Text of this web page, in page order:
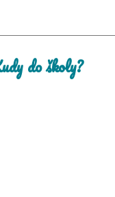
do školy?